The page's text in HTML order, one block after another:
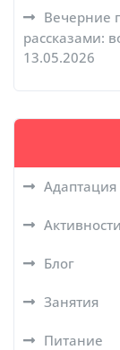
Вечерние
рассказами:
13.05.2026
Адаптация
Блог
Занятия
Питание